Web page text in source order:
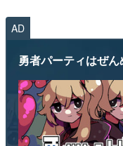
AD
勇者パーティはぜん